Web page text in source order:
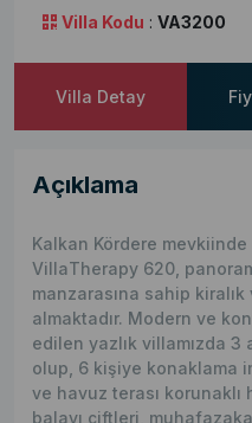
Villa Kodu : VA3200
Villa Detay
Açıklama
Kalkan Kördere
VillaTherapy 620 ,
manzarasına sahip kiralık
almaktadır. Modern ve
edilen yazlık villamızda
olup, 6 kişiye konaklama
ve havuz terası korunaklı
balayı çiftleri,